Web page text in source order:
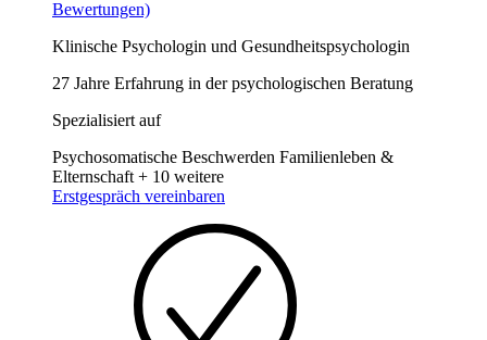
Bewertungen)
Klinische Psychologin und Gesundheitspsychologin
27 Jahre Erfahrung in der psychologischen Beratung
Spezialisiert auf
Psychosomatische Beschwerden Familienleben &
Elternschaft + 10 weitere
Erstgespräch vereinbaren